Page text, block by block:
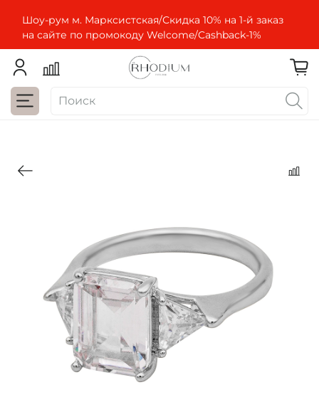
Шоу-рум м. Марксистская/Скидка 10% на 1-й заказ
на сайте по промокоду Welcome/Cashbaсk-1%